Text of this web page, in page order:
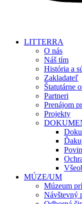
LITTERRA
O nás
Náš tím
História a
Zakladateľ
Štatutárne
Partneri
Prenájom
Projekty
MÚZE/UM
Múzeum
Návštevný